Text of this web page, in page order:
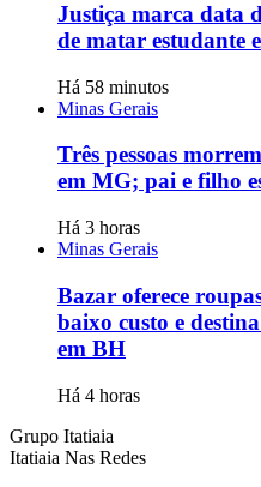
Justiça marca data
de matar estudante
Há 58 minutos
Minas Gerais
Três pessoas
em MG; pai e filho
Há 3 horas
Minas Gerais
Bazar oferece
baixo custo e
em BH
Há 4 horas
Grupo Itatiaia
Itatiaia Nas Redes